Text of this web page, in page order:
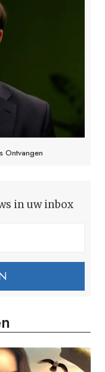
Ontvangen
in uw inbox